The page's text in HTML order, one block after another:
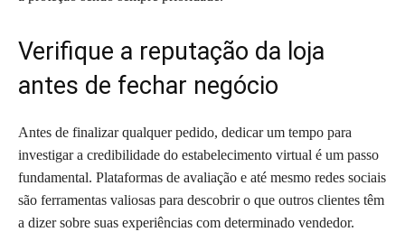
Verifique a reputação da loja
antes de fechar negócio
Antes de finalizar qualquer pedido, dedicar um tempo para
investigar a credibilidade do estabelecimento virtual é um passo
fundamental. Plataformas de avaliação e até mesmo redes sociais
são ferramentas valiosas para descobrir o que outros clientes têm
a dizer sobre suas experiências com determinado vendedor.